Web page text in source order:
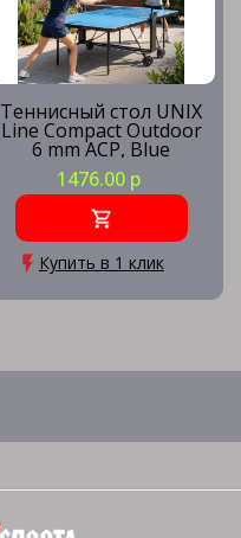
Теннисный стол UNIX
Line Compact Outdoor
6 mm ACP, Blue
1476.00 р
Купить в 1 клик